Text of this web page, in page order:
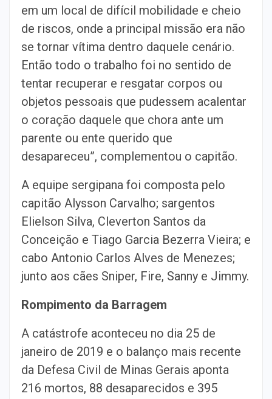
em um local de difícil mobilidade e cheio
de riscos, onde a principal missão era não
se tornar vítima dentro daquele cenário.
Então todo o trabalho foi no sentido de
tentar recuperar e resgatar corpos ou
objetos pessoais que pudessem acalentar
o coração daquele que chora ante um
parente ou ente querido que
desapareceu”, complementou o capitão.
A equipe sergipana foi composta pelo
capitão Alysson Carvalho; sargentos
Elielson Silva, Cleverton Santos da
Conceição e Tiago Garcia Bezerra Vieira; e
cabo Antonio Carlos Alves de Menezes;
junto aos cães Sniper, Fire, Sanny e Jimmy.
Rompimento da Barragem
A catástrofe aconteceu no dia 25 de
janeiro de 2019 e o balanço mais recente
da Defesa Civil de Minas Gerais aponta
216 mortos, 88 desaparecidos e 395